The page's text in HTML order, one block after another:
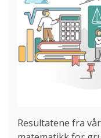
Resultatene fra